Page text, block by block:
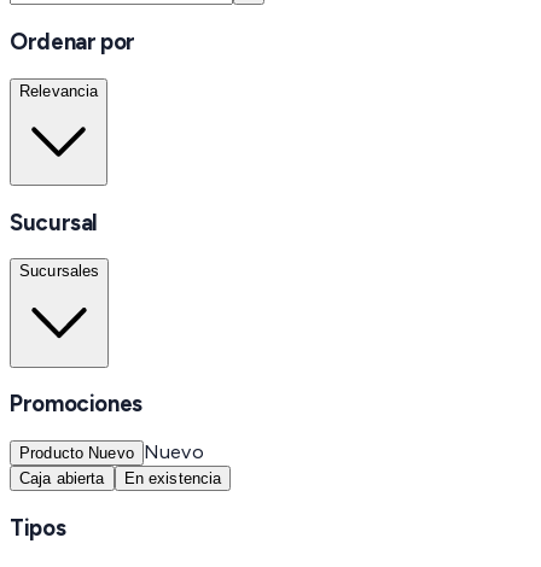
Ordenar por
Relevancia
Sucursal
Sucursales
Promociones
Producto Nuevo Nuevo
Caja abierta En existencia
Tipos